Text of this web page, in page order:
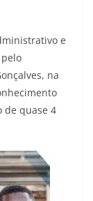
e
na
de quase 4